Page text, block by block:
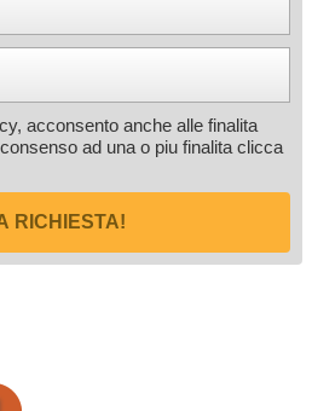
acconsento anche alle finalita
ad una o piu finalita clicca
RICHIESTA!